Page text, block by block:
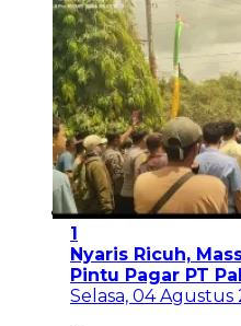
1
Nyaris Ricuh,
Pintu Pagar PT
Selasa, 04 Agustus